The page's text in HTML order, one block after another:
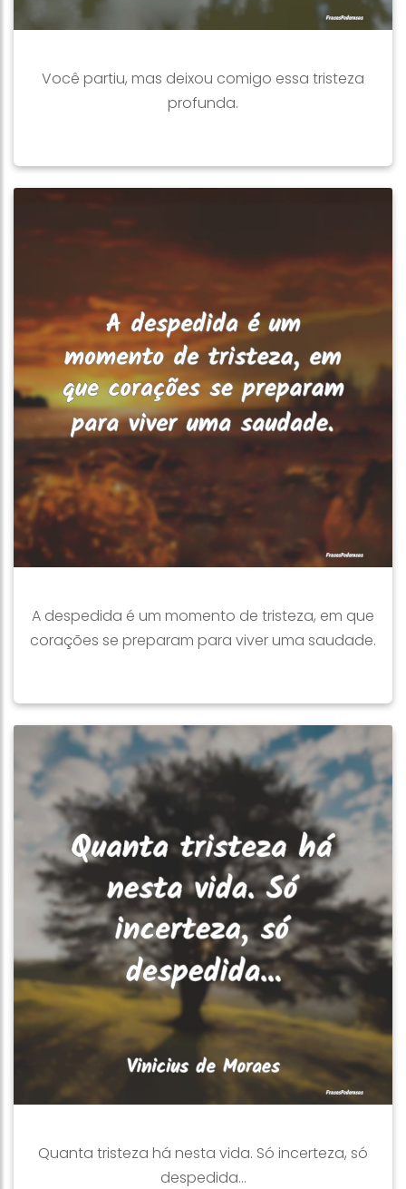
Você partiu, mas deixou comigo essa tristeza
profunda.
A despedida é um momento de tristeza, em que
corações se preparam para viver uma saudade.
Quanta tristeza há nesta vida. Só incerteza, só
despedida...